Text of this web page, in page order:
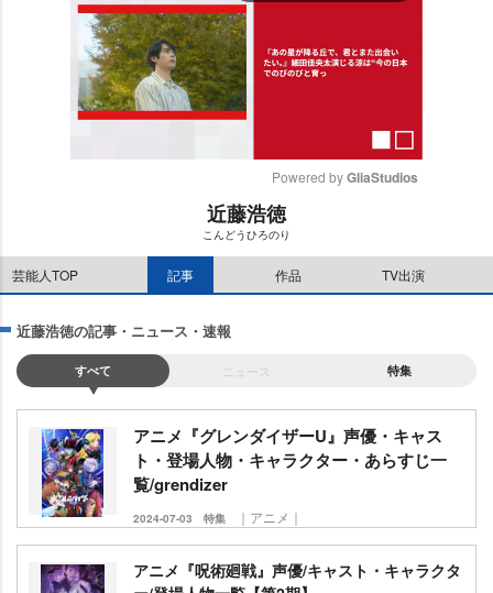
Powered by GliaStudios
近藤浩徳
こんどうひろのり
芸能人TOP 記事 作品 TV出演
近藤浩徳の記事・ニュース・速報
すべて ニュース 特集
アニメ『グレンダイザーU』声優・キャス
ト・登場人物・キャラクター・あらすじ一
覧/grendizer
2024-07-03 特集 ｜アニメ｜
アニメ『呪術廻戦』声優/キャスト・キャラクタ